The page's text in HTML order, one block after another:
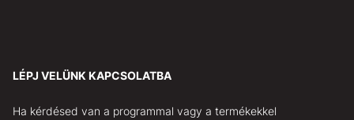
LÉPJ VELÜNK KAPCSOLATBA
Ha kérdésed van a programmal vagy a termékekkel